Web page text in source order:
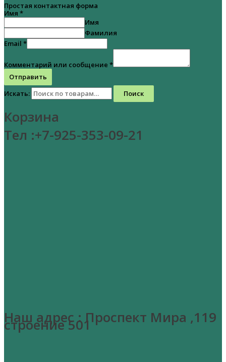
Простая контактная форма
Имя *
Имя
Фамилия
Email *
Комментарий или сообщение *
Отправить
Искать:
Поиск
Корзина
Тел :+7-925-353-09-21
Наш адрес : Проспект Мира ,119
строение 501